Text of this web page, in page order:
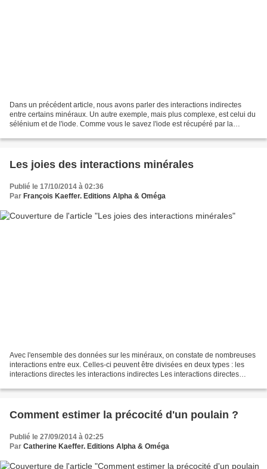
Dans un précédent article, nous avons parler des interactions indirectes
entre certains minéraux. Un autre exemple, mais plus complexe, est celui du
sélénium et de l'iode. Comme vous le savez l'iode est récupéré par la
Les joies des interactions minérales
Publié le 17/10/2014 à 02:36
Par François Kaeffer. Editions Alpha & Oméga
Avec l'ensemble des données sur les minéraux, on constate de nombreuses
interactions entre eux. Celles-ci peuvent être divisées en deux types : les
interactions directes les interactions indirectes Les interactions directes
Comment estimer la précocité d'un poulain ?
Publié le 27/09/2014 à 02:25
Par Catherine Kaeffer. Editions Alpha & Oméga